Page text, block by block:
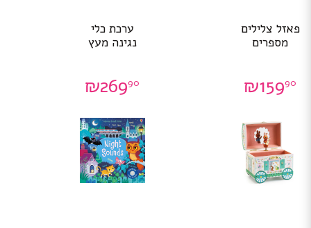
פאזל צלילים
מספרים
₪15990
ערכת כלי
נגינה מעץ
₪26990